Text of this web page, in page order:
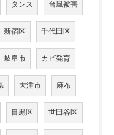
タンス 台風被害
新宿区 千代田区
岐阜市 カビ発育
大津市 麻布
目黒区 世田谷区